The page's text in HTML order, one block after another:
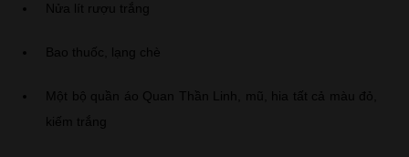
Nửa lít rượu trắng
Bao thuốc, lạng chè
Một bộ quần áo Quan Thần Linh, mũ, hia tất cả màu đỏ,
kiếm trắng